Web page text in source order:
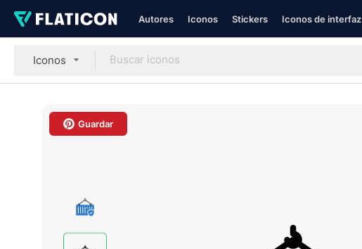
Autores Iconos Stickers Iconos de interfaz
Iconos
Guardar